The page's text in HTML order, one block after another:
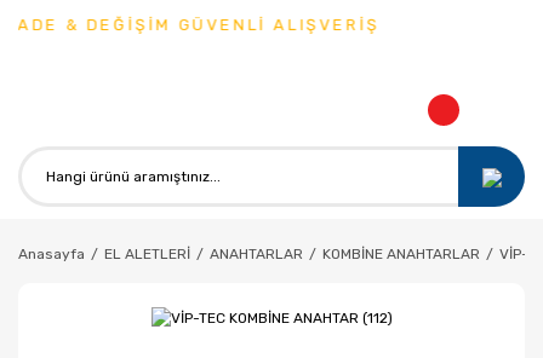
& DEĞİŞİM GÜVENLİ ALIŞVERİŞ
Anasayfa EL ALETLERİ ANAHTARLAR KOMBİNE ANAHTARLAR VİP-